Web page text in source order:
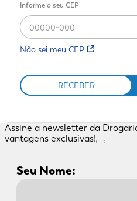
Informe o seu CEP
Não sei meu CEP
RECEBER
Assine a newsletter da
vantagens exclusivas!
Seu Nome: